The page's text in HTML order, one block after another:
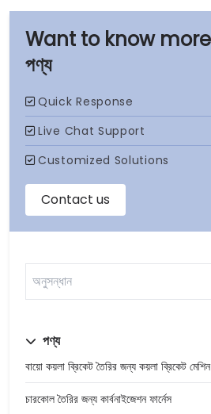
পণ্য
পণ্য
বায়ো কয়লা ব্রিকেট তৈরির জন্য কয়লা ব্রিকেট মেশিন
চারকোল তৈরির জন্য কার্বনাইজেশন ফার্নেস